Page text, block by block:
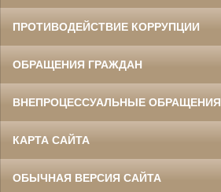
ПРОТИВОДЕЙСТВИЕ КОРРУПЦИИ
ОБРАЩЕНИЯ ГРАЖДАН
ВНЕПРОЦЕССУАЛЬНЫЕ ОБРАЩЕНИЯ
КАРТА САЙТА
ОБЫЧНАЯ ВЕРСИЯ САЙТА